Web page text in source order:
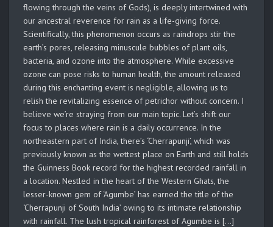
flowing through the veins of Gods), is deeply intertwined with
our ancestral reverence for rain as a life-giving force.
Scientifically, this phenomenon occurs as raindrops stir the
earth’s pores, releasing minuscule bubbles of plant oils,
bacteria, and ozone into the atmosphere. While excessive
ozone can pose risks to human health, the amount released
during this enchanting event is negligible, allowing us to
relish the revitalizing essence of petrichor without concern. I
believe we’re straying from our main topic. Let’s shift our
focus to places where rain is a daily occurrence. In the
northeastern part of India, there’s ‘Cherrapunji’, which was
previously known as the wettest place on Earth and still holds
the Guinness Book record for the highest recorded rainfall in
a location. Nestled in the heart of the Western Ghats, the
lesser-known gem of ‘Agumbe’ has earned the title of the
‘Cherrapunji of South India’ owing to its intimate relationship
with rainfall. The lush tropical rainforest of Agumbe is […]